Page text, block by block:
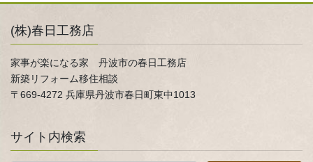
(株)春日工務店
家事が楽になる家 丹波市の春日工務店
新築リフォーム移住相談
〒669-4272 兵庫県丹波市春日町東中1013
サイト内検索